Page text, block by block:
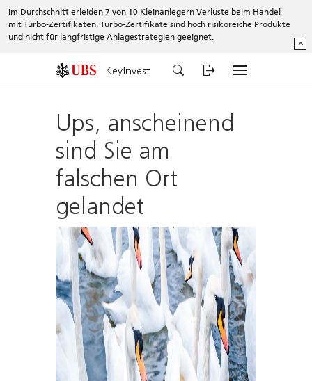
Im Durchschnitt erleiden 7 von 10 Kleinanlegern Verluste beim Handel
mit Turbo-Zertifikaten. Turbo-Zertifikate sind hoch risikoreiche Produkte
und nicht für langfristige Anlagestrategien geeignet.
^
KeyInvest
Ups, anscheinend
sind Sie am
falschen Ort
gelandet